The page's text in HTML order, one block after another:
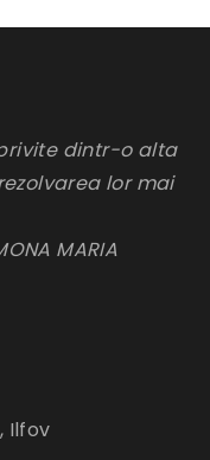
dintr-o alta
lor mai
MARIA
Ilfov